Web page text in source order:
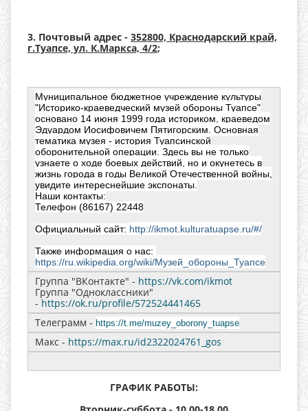
3. Почтовый адрес - 352800, Краснодарский край,
г.Туапсе, ул. К.Маркса, 4/2;
Муниципальное бюджетное учреждение культуры
"Историко-краеведческий музей обороны Туапсе"
основано 14 июня 1999 года историком, краеведом
Эдуардом Иосифовичем Пятигорским. Основная
тематика музея - история Туапсинской
оборонительной операции. Здесь вы не только
узнаете о ходе боевых действий, но и окунетесь в
жизнь города в годы Великой Отечественной войны,
увидите интереснейшие экспонаты.
Наши контакты:
Телефон (86167) 22448
Официальный сайт: http://ikmot.kulturatuapse.ru/#/
Также информация о нас:
https://ru.wikipedia.org/wiki/Музей_обороны_Туапсе
Группа "ВКонтакте" - https://vk.com/ikmot
Группа "Одноклассники"
- https://ok.ru/profile/572524441465
Телеграмм - https://t.me/muzey_oborony_tuapse
Макс - https://max.ru/id2322024761_gos
ГРАФИК РАБОТЫ: